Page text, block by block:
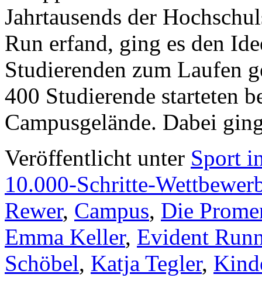
Jahrtausends der
Run erfand, ging es den
Studierenden zum Laufen
400 Studierende starteten
Campusgelände. Dabei
Veröffentlicht unter Sport
10.000-Schritte-
Rewer, Campus, Die
Emma Keller, Evident
Schöbel, Katja Tegler,